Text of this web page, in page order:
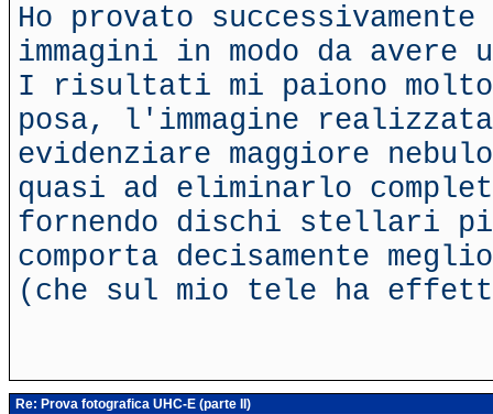
Ho provato
immagini in modo da
I risultati mi paiono
posa, l'immagine
evidenziare maggiore
quasi ad eliminarlo
fornendo dischi stellari
comporta decisamente
(che sul mio tele ha
Re: Prova fotografica UHC-E (parte II)